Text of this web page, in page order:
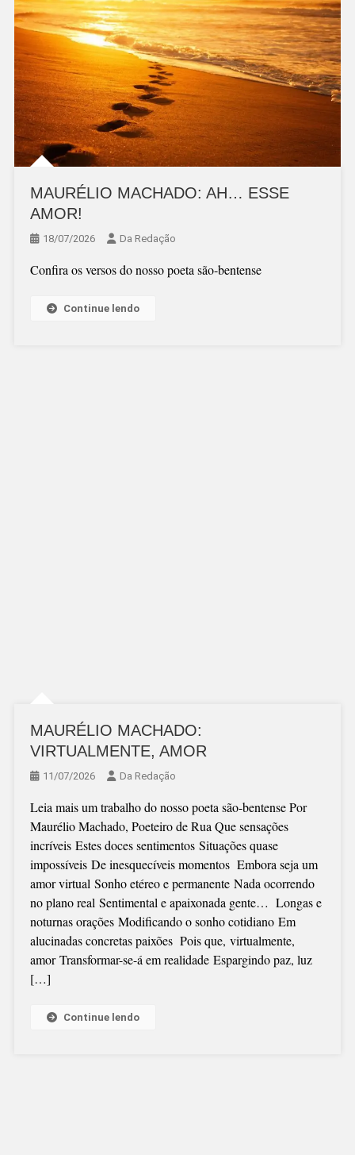
MAURÉLIO MACHADO: AH… ESSE
AMOR!
18/07/2026 Da Redação
Confira os versos do nosso poeta são-bentense
Continue lendo
MAURÉLIO MACHADO:
VIRTUALMENTE, AMOR
11/07/2026 Da Redação
Leia mais um trabalho do nosso poeta são-bentense Por
Maurélio Machado, Poeteiro de Rua Que sensações
incríveis Estes doces sentimentos Situações quase
impossíveis De inesquecíveis momentos Embora seja um
amor virtual Sonho etéreo e permanente Nada ocorrendo
no plano real Sentimental e apaixonada gente… Longas e
noturnas orações Modificando o sonho cotidiano Em
alucinadas concretas paixões Pois que, virtualmente,
amor Transformar-se-á em realidade Espargindo paz, luz
[…]
Continue lendo